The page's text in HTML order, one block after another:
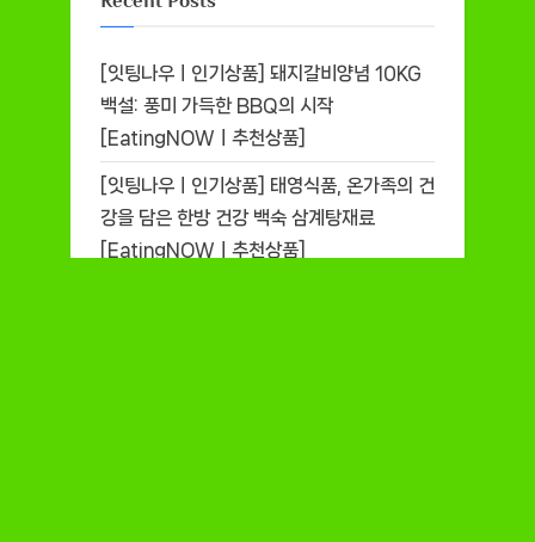
[잇팅나우ㅣ인기상품] 돼지갈비양념 10KG
백설: 풍미 가득한 BBQ의 시작
[EatingNOWㅣ추천상품]
[잇팅나우ㅣ인기상품] 태영식품, 온가족의 건
강을 담은 한방 건강 백숙 삼계탕재료
[EatingNOWㅣ추천상품]